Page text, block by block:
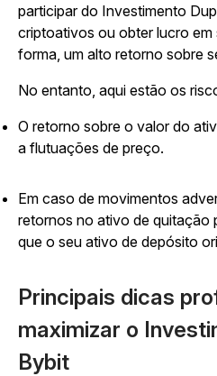
participar do Investimento
criptoativos ou obter lucro em
forma, um alto retorno sobre
No entanto, aqui estão os
O retorno sobre o valor do
a flutuações de preço.
Em caso de movimentos
retornos no ativo de quitação
que o seu ativo de depósito
Principais dicas
maximizar o
Bybit